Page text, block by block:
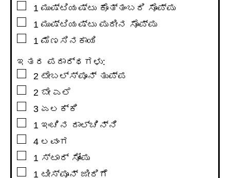
▢1 ಮುಷ್ಟಿಯಷ್ಟು ಕೊತ್ತಂಬರಿ ಸೊಪ್ಪು
▢1 ಮುಷ್ಟಿಯಷ್ಟು ಪುದೀನ ಸೊಪ್ಪು
▢1 ಮೆಣಸಿನಕಾಯಿ
ಇತರ ಪದಾರ್ಥಗಳು:
▢2 ಟೇಬಲ್ಸ್ಪೂನ್ ತುಪ್ಪ
▢2 ಬೇ ಎಲೆ
▢3 ಏಲಕ್ಕಿ
▢1 ಇಂಚಿನ ದಾಲ್ಚಿನ್ನಿ
▢4 ಲವಂಗ
▢1 ಸ್ಟಾರ್ ಸೋಂಪು
▢1 ಟೀಸ್ಪೂನ್ ಜೀರಿಗೆ